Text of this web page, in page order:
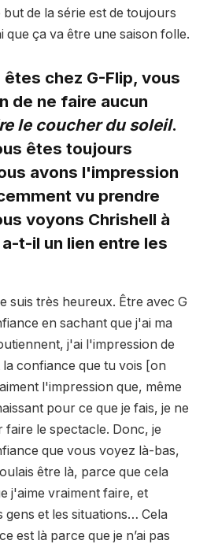
de la série est de toujours
que ça va être une saison folle.
chez G-Flip, vous
de ne faire aucun
le coucher du soleil.
êtes toujours
avons l'impression
vu prendre
voyons Chrishell à
t-il un lien entre les
suis très heureux. Être avec G
en sachant que j'ai ma
j'ai l'impression de
confiance que tu vois [on
l'impression que, même
pour ce que je fais, je ne
le spectacle. Donc, je
que vous voyez là-bas,
être là, parce que cela
j'aime vraiment faire, et
et les situations… Cela
est là parce que je n’ai pas